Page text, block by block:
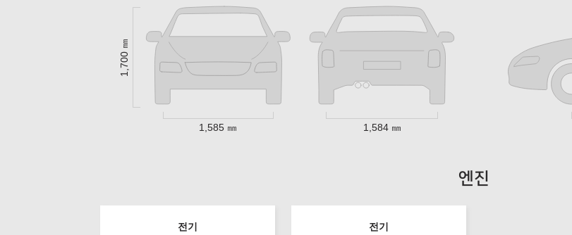
1,700 ㎜
1,585 ㎜ 1,584 ㎜
엔진
전기 전기